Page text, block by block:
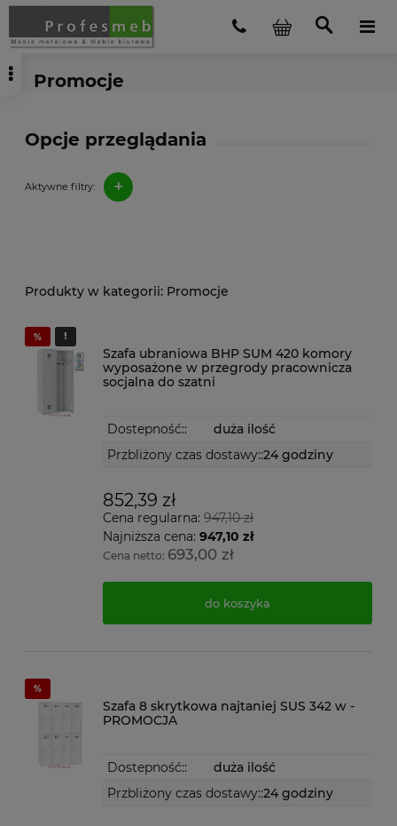
Promocje
Opcje przeglądania
Aktywne filtry: +
Promocje
Szafa ubraniowa BHP SUM 420 komory
wyposażone w przegrody pracownicza
socjalna do szatni
Dostepność::
duża ilość
Przbliżony czas dostawy::24 godziny
852,39 zł
Cena regularna:947,10 zł
Najniższa cena:947,10 zł
Cena netto: 693,00 zł
do koszyka
Szafa 8 skrytkowa najtaniej SUS 342 w -
PROMOCJA
Dostepność::
duża ilość
Przbliżony czas dostawy::24 godziny